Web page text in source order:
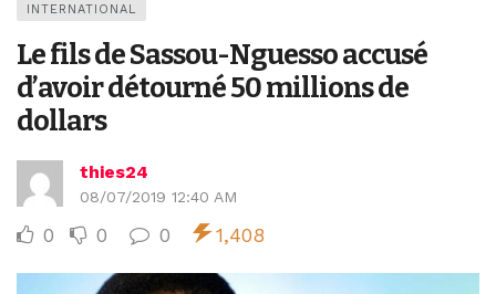
INTERNATIONAL
Le fils de Sassou-Nguesso accusé
d’avoir détourné 50 millions de
dollars
thies24
08/07/2019 12:40 AM
0 0 0 1,408